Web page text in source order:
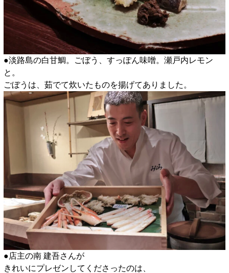
●淡路島の白甘鯛。ごぼう、すっぽん味噌。瀬戸内レモン
と。
ごぼうは、茹でて炊いたものを揚げてありました。
●店主の南 建吾さんが
きれいにプレゼンしてくださったのは、